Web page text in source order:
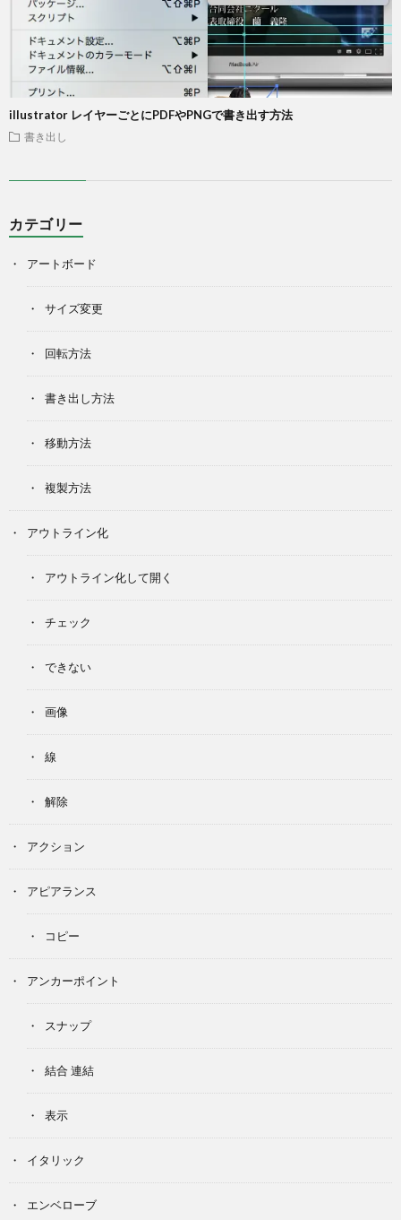
illustrator レイヤーごとにPDFやPNGで書き出す方法
書き出し
カテゴリー
アートボード
サイズ変更
回転方法
書き出し方法
移動方法
複製方法
アウトライン化
アウトライン化して開く
チェック
できない
画像
線
解除
アクション
アピアランス
コピー
アンカーポイント
スナップ
結合 連結
表示
イタリック
エンベローブ